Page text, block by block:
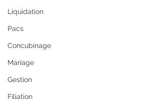
Liquidation
Pacs
Concubinage
Mariage
Gestion
Filiation